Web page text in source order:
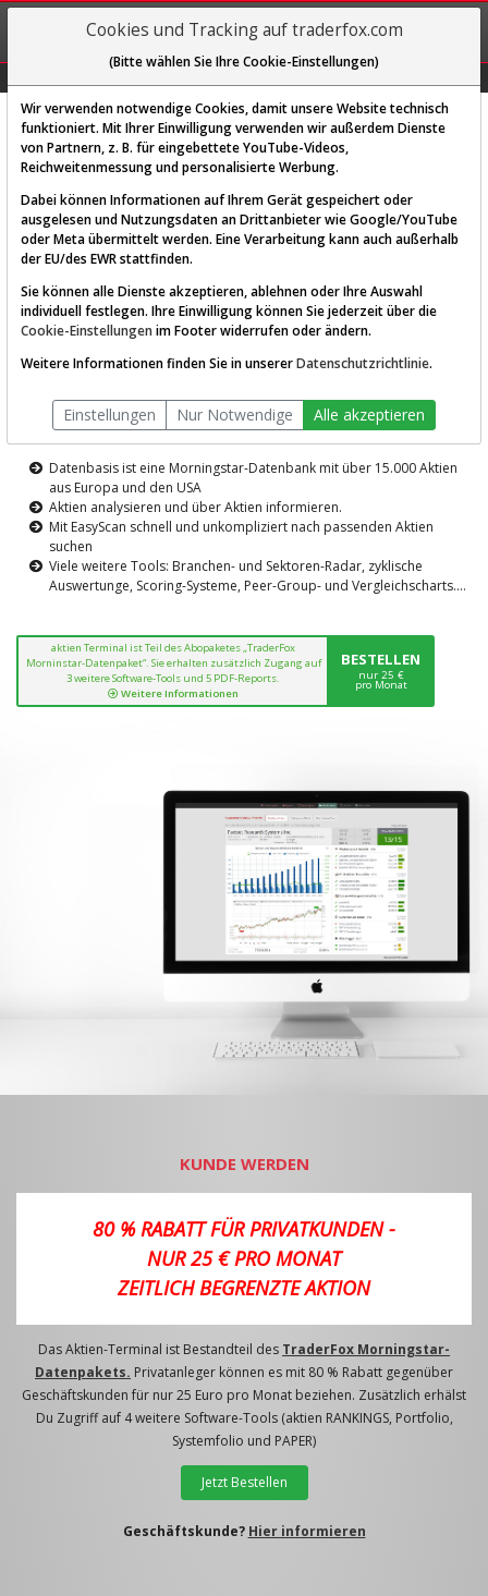
REGIS-
TRIEREN
Diese Funktion ist nur für
AKTIEN-TERMINAL
Die Aktienanalyse-Plattform von
TraderFox
Datenbasis ist eine Morningstar-Datenbank mit über 15.000 Aktien
aus Europa und den USA
Aktien analysieren und über Aktien informieren.
Mit EasyScan schnell und unkompliziert nach passenden Aktien
suchen
Viele weitere Tools: Branchen- und Sektoren-Radar, zyklische
Auswertunge, Scoring-Systeme, Peer-Group- und Vergleichscharts....
aktien Terminal ist Teil des Abopaketes „TraderFox
Morninstar-Datenpaket“. Sie erhalten zusätzlich Zugang auf
3 weitere Software-Tools und 5 PDF-Reports.
Weitere Informationen
BESTELLEN
nur 25 €
pro Monat
KUNDE WERDEN
80 % RABATT FÜR PRIVATKUNDEN -
NUR 25 € PRO MONAT
ZEITLICH BEGRENZTE AKTION
Das Aktien-Terminal ist Bestandteil des TraderFox Morningstar-
Datenpakets. Privatanleger können es mit 80 % Rabatt gegenüber
Geschäftskunden für nur 25 Euro pro Monat beziehen. Zusätzlich erhälst
Du Zugriff auf 4 weitere Software-Tools (aktien RANKINGS, Portfolio,
Systemfolio und PAPER)
Jetzt Bestellen
Geschäftskunde? Hier informieren
Cookies und Tracking auf traderfox.com
(Bitte wählen Sie Ihre Cookie-Einstellungen)
Wir verwenden notwendige Cookies, damit unsere Website technisch
funktioniert. Mit Ihrer Einwilligung verwenden wir außerdem Dienste
von Partnern, z. B. für eingebettete YouTube-Videos,
Reichweitenmessung und personalisierte Werbung.
Dabei können Informationen auf Ihrem Gerät gespeichert oder
ausgelesen und Nutzungsdaten an Drittanbieter wie Google/YouTube
oder Meta übermittelt werden. Eine Verarbeitung kann auch außerhalb
der EU/des EWR stattfinden.
Sie können alle Dienste akzeptieren, ablehnen oder Ihre Auswahl
individuell festlegen. Ihre Einwilligung können Sie jederzeit über die
Cookie-Einstellungen im Footer widerrufen oder ändern.
Weitere Informationen finden Sie in unsererDatenschutzrichtlinie.
Einstellungen Nur Notwendige Alle akzeptieren